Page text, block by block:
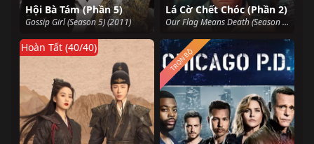
Hội Bà Tám (Phần 5)
Gossip Girl (Season 5) (2011)
Lá Cờ Chết Chóc (Phần 2)
Our Flag Means Death (Season 2) (2023)
Hoàn Tất (40/40) TRỌN BỘ